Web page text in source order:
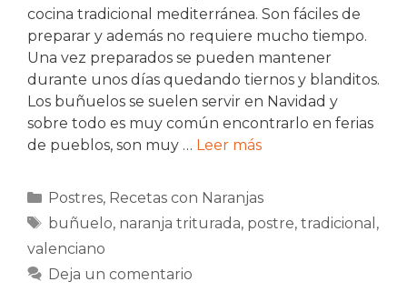
cocina tradicional mediterránea. Son fáciles de
preparar y además no requiere mucho tiempo.
Una vez preparados se pueden mantener
durante unos días quedando tiernos y blanditos.
Los buñuelos se suelen servir en Navidad y
sobre todo es muy común encontrarlo en ferias
de pueblos, son muy … Leer más
Categorías
Postres, Recetas con Naranjas
Etiquetas
buñuelo, naranja triturada, postre, tradicional ,
valenciano
Deja un comentario